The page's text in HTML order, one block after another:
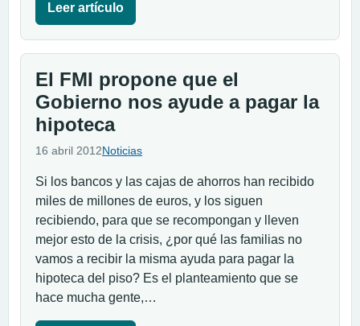
Leer artículo
El FMI propone que el
Gobierno nos ayude a pagar la
hipoteca
16 abril 2012Noticias
Si los bancos y las cajas de ahorros han recibido
miles de millones de euros, y los siguen
recibiendo, para que se recompongan y lleven
mejor esto de la crisis, ¿por qué las familias no
vamos a recibir la misma ayuda para pagar la
hipoteca del piso? Es el planteamiento que se
hace mucha gente,…